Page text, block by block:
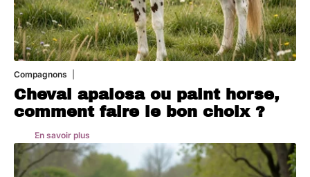
Compagnons
Cheval apalosa ou paint horse,
comment faire le bon choix ?
En savoir plus